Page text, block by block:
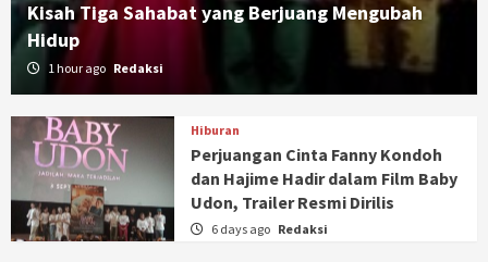
Kisah Tiga Sahabat yang Berjuang Mengubah
Hidup
1 hour ago Redaksi
Hiburan
Perjuangan Cinta Fanny Kondoh
dan Hajime Hadir dalam Film Baby
Udon, Trailer Resmi Dirilis
6 days ago Redaksi